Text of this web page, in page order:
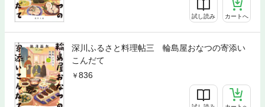
試し読み カートへ
深川ふるさと料理帖三 輪島屋おなつの寄添い
こんだて
836